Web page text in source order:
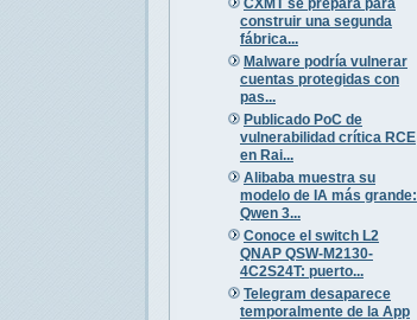
construir una segunda
fábrica...
Malware podría vulnerar
cuentas protegidas con
pas...
Publicado PoC de
vulnerabilidad crítica RCE
en Rai...
Alibaba muestra su
modelo de IA más grande:
Qwen 3...
Conoce el switch L2
QNAP QSW-M2130-
4C2S24T: puerto...
Telegram desaparece
temporalmente de la App